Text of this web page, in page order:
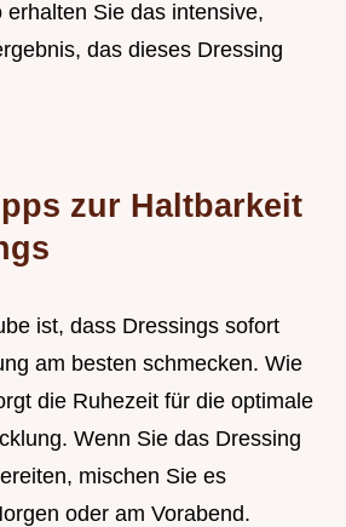
erhalten Sie das intensive,
das dieses Dressing
zur Haltbarkeit
ist, dass Dressings sofort
am besten schmecken. Wie
die Ruhezeit für die optimale
Wenn Sie das Dressing
mischen Sie es
oder am Vorabend.